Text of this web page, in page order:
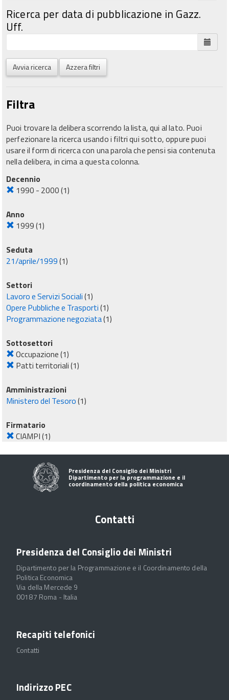
Ricerca per data di pubblicazione in Gazz.
Uff.
Avvia ricerca Azzera filtri
Filtra
Puoi trovare la delibera scorrendo la lista, qui al lato. Puoi
perfezionare la ricerca usando i filtri qui sotto, oppure puoi
usare il form di ricerca con una parola che pensi sia contenuta
nella delibera, in cima a questa colonna.
Decennio
1990 - 2000(1)
Anno
1999(1)
Seduta
21/aprile/1999(1)
Settori
Lavoro e Servizi Sociali(1)
Opere Pubbliche e Trasporti(1)
Programmazione negoziata(1)
Sottosettori
Occupazione(1)
Patti territoriali(1)
Amministrazioni
Ministero del Tesoro(1)
Firmatario
CIAMPI(1)
Presidenza del Consiglio dei Ministri
Dipartimento per la programmazione e il
coordinamento della politica economica
Contatti
Presidenza del Consiglio dei Ministri
Dipartimento per la Programmazione e il Coordinamento della
Politica Economica
Via della Mercede 9
00187 Roma - Italia
Recapiti telefonici
Contatti
Indirizzo PEC